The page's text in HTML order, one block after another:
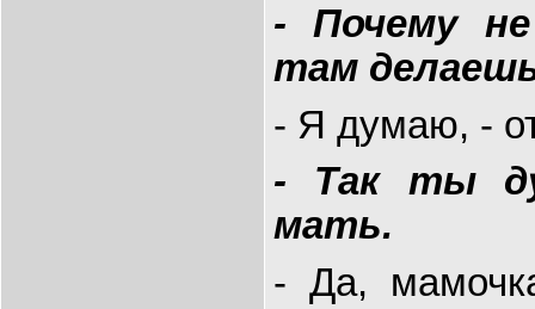
- Почему
там
- Я думаю, -
- Так ты
мать.
- Да,